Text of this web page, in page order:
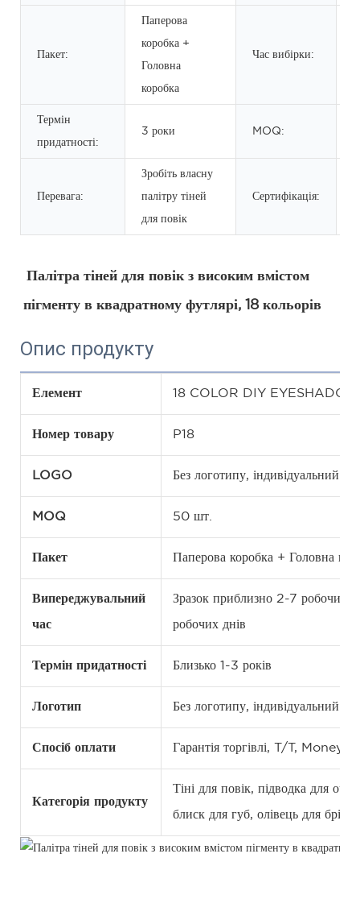
Пакет:
Паперова
коробка +
Головна
коробка
Час вибірки:
Термін
придатності:
3 роки MOQ:
Перевага:
Зробіть власну
палітру тіней
для повік
Сертифікація:
Палітра тіней для повік з високим вмістом
пігменту в квадратному футлярі, 18 кольорів
Опис продукту
Елемент 18 COLOR DIY
Номер товару P18
LOGO Без логотипу, індивідуальний
MOQ 50 шт.
Пакет Паперова коробка + Головна
Випереджувальний
час
Зразок приблизно 2-7 робочих
робочих днів
Термін придатності Близько 1-3 років
Логотип Без логотипу, індивідуальний
Спосіб оплати Гарантія торгівлі, T/T,
Категорія продукту
Тіні для повік, підводка для
блиск для губ, олівець для